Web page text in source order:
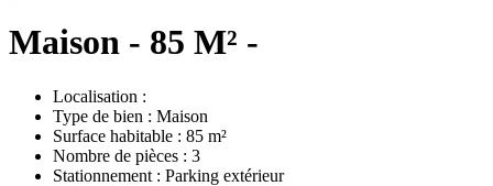
Maison - 85 M² -
Localisation :
Type de bien : Maison
Surface habitable : 85 m²
Nombre de pièces : 3
Stationnement : Parking extérieur